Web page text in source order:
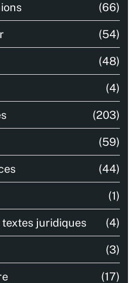
(66)
(54)
(48)
(4)
(203)
(59)
(44)
(1)
juridiques (4)
(3)
(17)